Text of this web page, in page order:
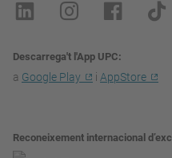
Descarrega't l'App UPC
a Google Play i AppStore
Reconeixement internacional